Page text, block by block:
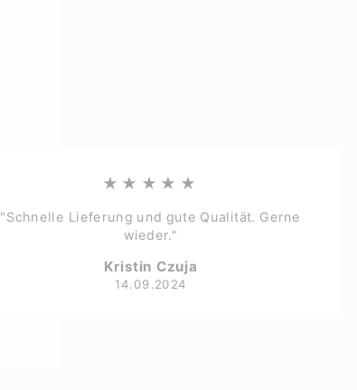
★★★★★
"Schnelle Lieferung und gute Qualität. Gerne
wieder."
Kristin Czuja
14.09.2024